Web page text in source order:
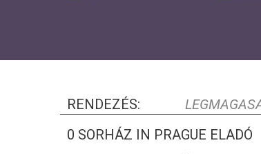
RENDEZÉS:
0 SORHÁZ IN PRAGUE ELADÓ